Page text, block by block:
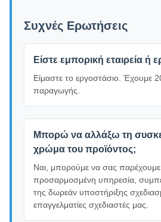
Συχνές Ερωτήσεις
Είστε εμπορική εταιρεία ή
Είμαστε το εργοστάσιο. Έχουμε
παραγωγής.
Μπορώ να αλλάξω τη
χρώμα του προϊόντος;
Ναι, μπορούμε να σας
προσαρμοσμένη υπηρεσία,
της δωρεάν υποστήριξης
επαγγελματίες σχεδιαστές μας.